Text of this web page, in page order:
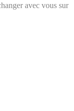
avec vous sur